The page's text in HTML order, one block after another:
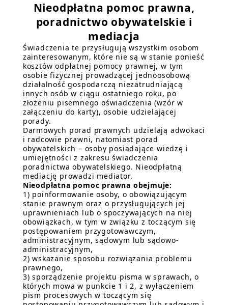
Nieodpłatna pomoc prawna,
poradnictwo obywatelskie i
mediacja
Świadczenia te przysługują wszystkim osobom
zainteresowanym, które nie są w stanie ponieść
kosztów odpłatnej pomocy prawnej, w tym
osobie fizycznej prowadzącej jednoosobową
działalność gospodarczą niezatrudniającą
innych osób w ciągu ostatniego roku, po
złożeniu pisemnego oświadczenia (wzór w
załączeniu do karty), osobie udzielającej
porady.
Darmowych porad prawnych udzielają adwokaci
i radcowie prawni, natomiast porad
obywatelskich – osoby posiadające wiedzę i
umiejętności z zakresu świadczenia
poradnictwa obywatelskiego. Nieodpłatną
mediację prowadzi mediator.
Nieodpłatna pomoc prawna obejmuje:
1) poinformowanie osoby, o obowiązującym
stanie prawnym oraz o przysługujących jej
uprawnieniach lub o spoczywających na niej
obowiązkach, w tym w związku z toczącym się
postępowaniem przygotowawczym,
administracyjnym, sądowym lub sądowo-
administracyjnym,
2) wskazanie sposobu rozwiązania problemu
prawnego,
3) sporządzenie projektu pisma w sprawach, o
których mowa w punkcie 1 i 2, z wyłączeniem
pism procesowych w toczącym się